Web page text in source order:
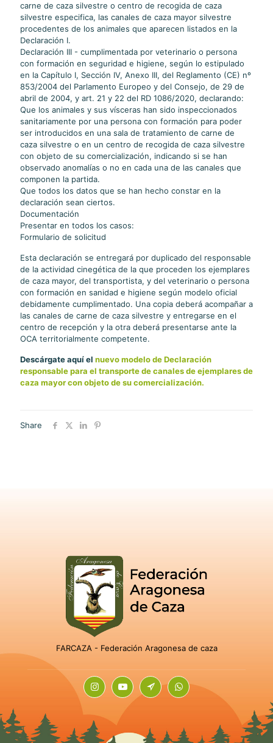
carne de caza silvestre o centro de recogida de caza
silvestre especifica, las canales de caza mayor silvestre
procedentes de los animales que aparecen listados en la
Declaración I.
Declaración III - cumplimentada por veterinario o persona
con formación en seguridad e higiene, según lo estipulado
en la Capítulo I, Sección IV, Anexo III, del Reglamento (CE) nº
853/2004 del Parlamento Europeo y del Consejo, de 29 de
abril de 2004, y art. 21 y 22 del RD 1086/2020, declarando:
Que los animales y sus vísceras han sido inspeccionados
sanitariamente por una persona con formación para poder
ser introducidos en una sala de tratamiento de carne de
caza silvestre o en un centro de recogida de caza silvestre
con objeto de su comercialización, indicando si se han
observado anomalías o no en cada una de las canales que
componen la partida.
Que todos los datos que se han hecho constar en la
declaración sean ciertos.
Documentación
Presentar en todos los casos:
Formulario de solicitud
Esta declaración se entregará por duplicado del responsable
de la actividad cinegética de la que proceden los ejemplares
de caza mayor, del transportista, y del veterinario o persona
con formación en sanidad e higiene según modelo oficial
debidamente cumplimentado. Una copia deberá acompañar a
las canales de carne de caza silvestre y entregarse en el
centro de recepción y la otra deberá presentarse ante la
OCA territorialmente competente.
Descárgate aquí el nuevo modelo de Declaración
responsable para el transporte de canales de ejemplares de
caza mayor con objeto de su comercialización.
Share
FARCAZA - Federación Aragonesa de caza